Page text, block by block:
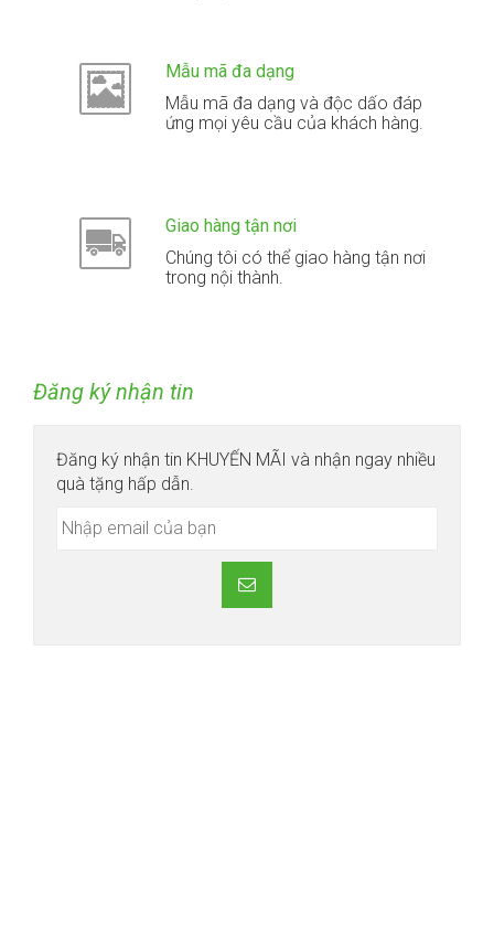
Mẫu mã đa dạng
Mẫu mã đa dạng và độc dấo đáp
ứng mọi yêu cầu của khách hàng.
Giao hàng tận nơi
Chúng tôi có thể giao hàng tận nơi
trong nội thành.
Đăng ký nhận tin
Đăng ký nhận tin KHUYẾN MÃI và nhận ngay nhiều
quà tặng hấp dẫn.